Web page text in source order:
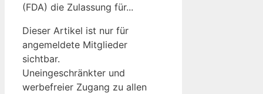
(FDA) die Zulassung für...
Dieser Artikel ist nur für
angemeldete Mitglieder
sichtbar.
Uneingeschränkter und
werbefreier Zugang zu allen